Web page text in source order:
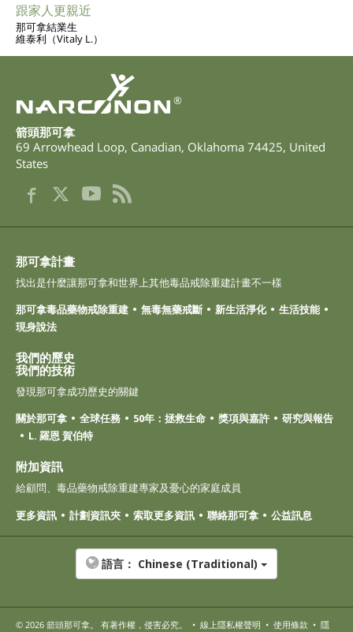
跟家人更親近
那可拿結業生
維泰利（Vitaly L.）
®
箭頭那可拿
69 Arrowhead Loop, Canadian, Oklahoma 74425, United
States
那可拿計畫
找出是什麼讓那可拿和世界上其他毒品戒除重建計畫不一樣
那可拿毒品藥物戒除重建
無毒無藥戒斷 新生活淨化
生活技能
現身說法
我們的歷史
我們的技術
發現那可拿成功歷史的關鍵
關於那可拿
全球任務 50年：拯救生命 獎項與嘉許
研究與報告
L. 羅恩 賀伯特
附加資訊
給顧問、毒品藥物戒除重建專家及憂心的家庭成員
更多資訊
計劃資訊夾 索取更多資訊 聯絡那可拿 公益訊息
語言： Chinese (Traditional)
© 2026 箭頭那可拿 。 有著作權，侵害必究。 • 線上隱私權聲明 • 使用條款 • 隱